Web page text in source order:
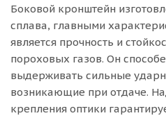
Боковой кронштейн
сплава, главными
является прочность и
пороховых газов. Он
выдерживать сильные
возникающие при отдаче.
крепления оптики